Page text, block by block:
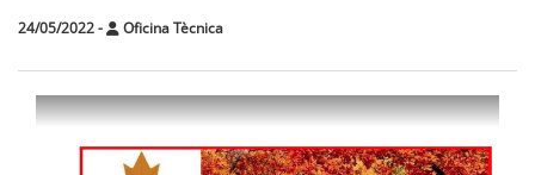
24/05/2022- Oficina Tècnica